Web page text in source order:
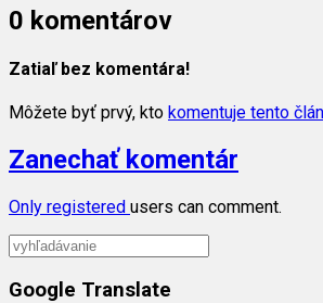
0 komentárov
Zatiaľ bez komentára!
Môžete byť prvý, kto komentuje tento
Zanechať komentár
Only registered users can comment.
Google Translate